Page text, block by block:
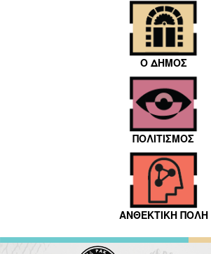
Ο ΔΗΜΟΣ
ΠΟΛΙΤΙΣΜΟΣ
ΑΝΘΕΚΤΙΚΗ ΠΟΛΗ